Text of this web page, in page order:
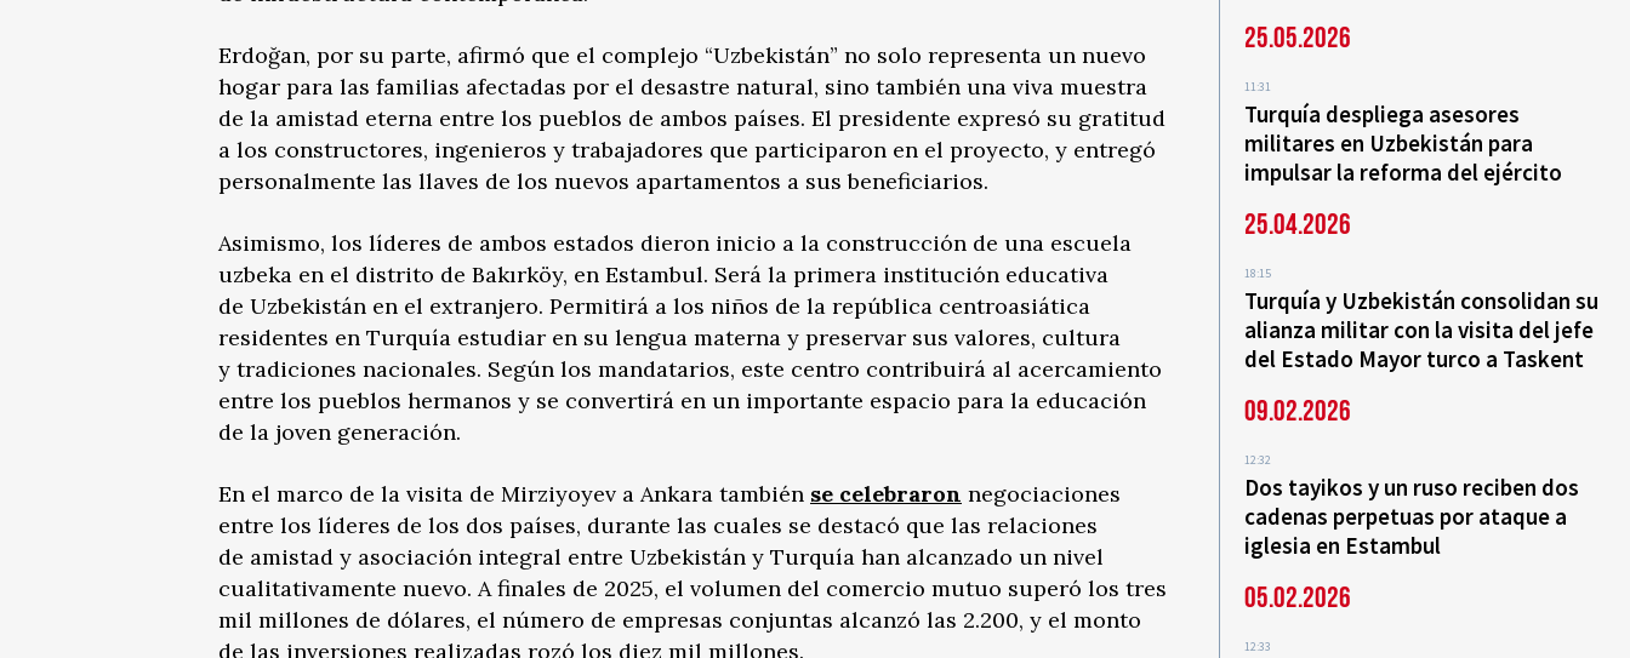
Erdoğan, por su parte, afirmó que el complejo “Uzbekistán” no solo representa un nuevo
hogar para las familias afectadas por el desastre natural, sino también una viva muestra
de la amistad eterna entre los pueblos de ambos países. El presidente expresó su gratitud
a los constructores, ingenieros y trabajadores que participaron en el proyecto, y entregó
personalmente las llaves de los nuevos apartamentos a sus beneficiarios.
Asimismo, los líderes de ambos estados dieron inicio a la construcción de una escuela
uzbeka en el distrito de Bakırköy, en Estambul. Será la primera institución educativa
de Uzbekistán en el extranjero. Permitirá a los niños de la república centroasiática
residentes en Turquía estudiar en su lengua materna y preservar sus valores, cultura
y tradiciones nacionales. Según los mandatarios, este centro contribuirá al acercamiento
entre los pueblos hermanos y se convertirá en un importante espacio para la educación
de la joven generación.
En el marco de la visita de Mirziyoyev a Ankara también se celebraron negociaciones
entre los líderes de los dos países, durante las cuales se destacó que las relaciones
de amistad y asociación integral entre Uzbekistán y Turquía han alcanzado un nivel
cualitativamente nuevo. A finales de 2025, el volumen del comercio mutuo superó los tres
mil millones de dólares, el número de empresas conjuntas alcanzó las 2.200, y el monto
de las inversiones realizadas rozó los diez mil millones.
25.05.2026
11:31
Turquía despliega asesores
militares en Uzbekistán para
impulsar la reforma del ejército
25.04.2026
18:15
Turquía y Uzbekistán consolidan su
alianza militar con la visita del jefe
del Estado Mayor turco a Taskent
09.02.2026
12:32
Dos tayikos y un ruso reciben dos
cadenas perpetuas por ataque a
iglesia en Estambul
05.02.2026
12:33